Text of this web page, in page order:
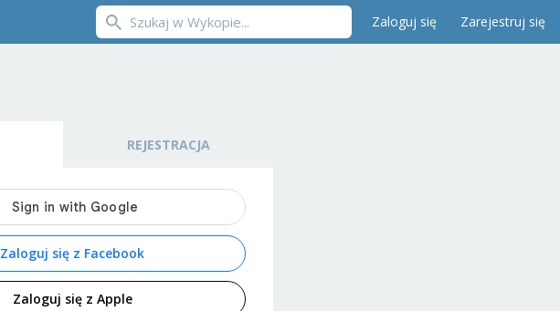
Zaloguj się Zarejestruj się
REJESTRACJA
Zaloguj się z Facebook
Zaloguj się z Apple